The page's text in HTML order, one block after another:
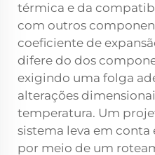
térmica e da
com outros
coeficiente de
difere do dos
exigindo uma folga
alterações
temperatura. Um
sistema leva em conta
por meio de um